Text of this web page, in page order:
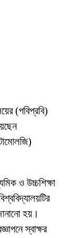
(পবিপ্রবি)
ও উচ্চশিক্ষা
হয়।
স্বাক্ষর